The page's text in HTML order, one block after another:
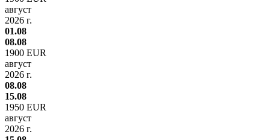
август
2026 г.
01.08
08.08
1900 EUR
август
2026 г.
08.08
15.08
1950 EUR
август
2026 г.